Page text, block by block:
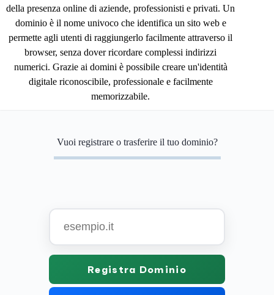
della presenza online di aziende, professionisti e privati. Un
dominio è il nome univoco che identifica un sito web e
permette agli utenti di raggiungerlo facilmente attraverso il
browser, senza dover ricordare complessi indirizzi
numerici. Grazie ai domini è possibile creare un'identità
digitale riconoscibile, professionale e facilmente
memorizzabile.
Vuoi registrare o trasferire il tuo dominio?
Registra Dominio